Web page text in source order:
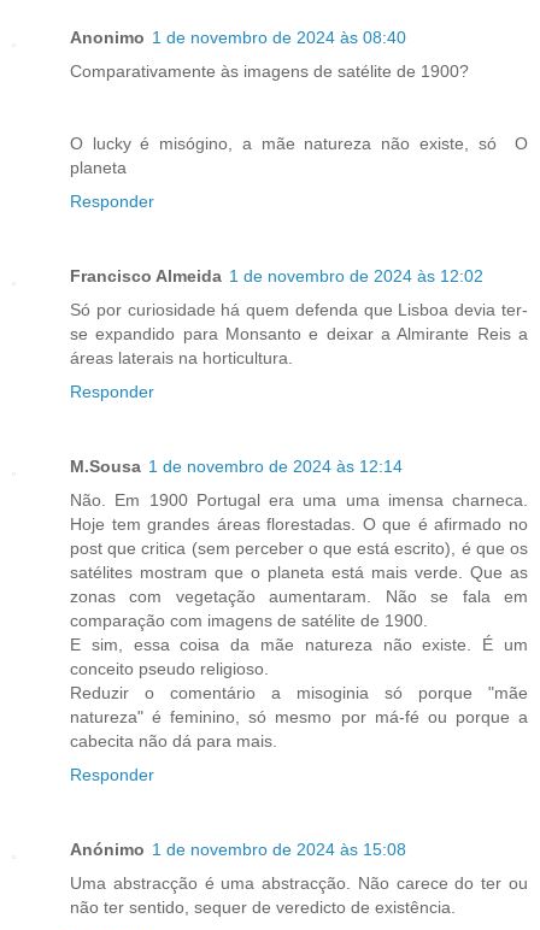
Anonimo 1 de novembro de 2024 às 08:40
Comparativamente às imagens de satélite de 1900?
O lucky é misógino, a mãe natureza não existe, só O
planeta
Responder
Francisco Almeida 1 de novembro de 2024 às 12:02
Só por curiosidade há quem defenda que Lisboa devia ter-
se expandido para Monsanto e deixar a Almirante Reis a
áreas laterais na horticultura.
Responder
M.Sousa 1 de novembro de 2024 às 12:14
Não. Em 1900 Portugal era uma uma imensa charneca.
Hoje tem grandes áreas florestadas. O que é afirmado no
post que critica (sem perceber o que está escrito), é que os
satélites mostram que o planeta está mais verde. Que as
zonas com vegetação aumentaram. Não se fala em
comparação com imagens de satélite de 1900.
E sim, essa coisa da mãe natureza não existe. É um
conceito pseudo religioso.
Reduzir o comentário a misoginia só porque "mãe
natureza" é feminino, só mesmo por má-fé ou porque a
cabecita não dá para mais.
Responder
Anónimo 1 de novembro de 2024 às 15:08
Uma abstracção é uma abstracção. Não carece do ter ou
não ter sentido, sequer de veredicto de existência.